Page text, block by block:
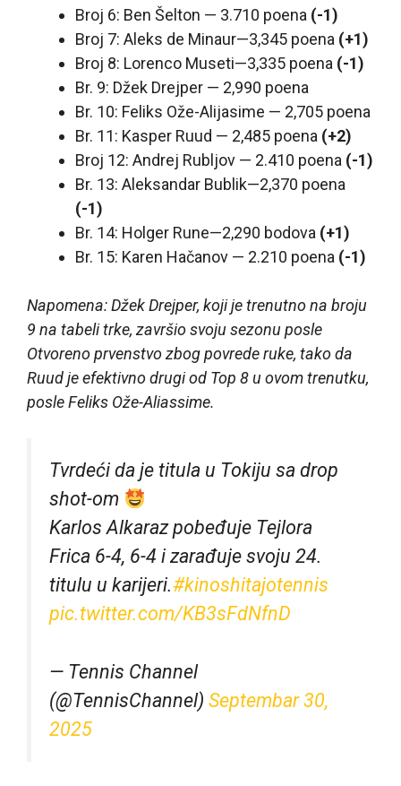
Broj 6: Ben Šelton — 3.710 poena (-1)
Broj 7: Aleks de Minaur—3,345 poena (+1)
Broj 8: Lorenco Museti—3,335 poena (-1)
Br. 9: Džek Drejper — 2,990 poena
Br. 10: Feliks Ože-Alijasime — 2,705 poena
Br. 11: Kasper Ruud — 2,485 poena (+2)
Broj 12: Andrej Rubljov — 2.410 poena (-1)
Br. 13: Aleksandar Bublik—2,370 poena
(-1)
Br. 14: Holger Rune—2,290 bodova (+1)
Br. 15: Karen Hačanov — 2.210 poena (-1)
Napomena: Džek Drejper, koji je trenutno na broju
9 na tabeli trke, završio svoju sezonu posle
Otvoreno prvenstvo zbog povrede ruke, tako da
Ruud je efektivno drugi od Top 8 u ovom trenutku,
posle Feliks Ože-Aliassime.
Tvrdeći da je titula u Tokiju sa drop
shot-om
Karlos Alkaraz pobeđuje Tejlora
Frica 6-4, 6-4 i zarađuje svoju 24.
titulu u karijeri.#kinoshitajotennis
pic.twitter.com/KB3sFdNfnD
— Tennis Channel
(@TennisChannel) Septembar 30,
2025